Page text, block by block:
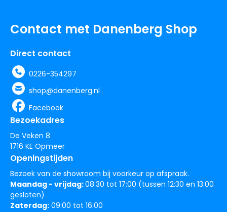
Contact met Danenberg Shop
Direct contact
0226-354297
shop@danenberg.nl
Facebook
Bezoekadres
De Veken 8
1716 KE Opmeer
Openingstijden
Bezoek van de showroom bij voorkeur op afspraak.
Maandag - vrijdag:08:30 tot 17:00 (tussen 12:30 en 13:00
gesloten)
Zaterdag: 09:00 tot 16:00